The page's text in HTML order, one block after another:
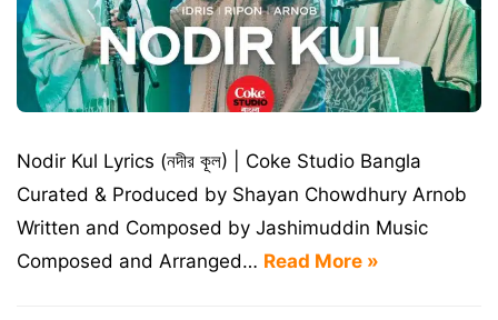
Nodir Kul Lyrics (নদীর কূল) | Coke Studio Bangla
Curated & Produced by Shayan Chowdhury Arnob
Written and Composed by Jashimuddin Music
Composed and Arranged… Read More »